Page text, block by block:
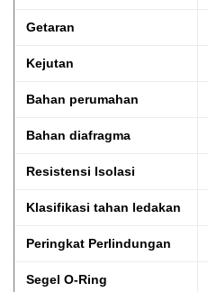
Getaran
Kejutan
Bahan perumahan
Bahan diafragma
Resistensi Isolasi
Klasifikasi tahan ledakan
Peringkat Perlindungan
Segel O-Ring